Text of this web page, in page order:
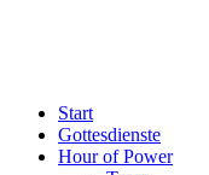
Start
Gottesdienste
Hour of Power